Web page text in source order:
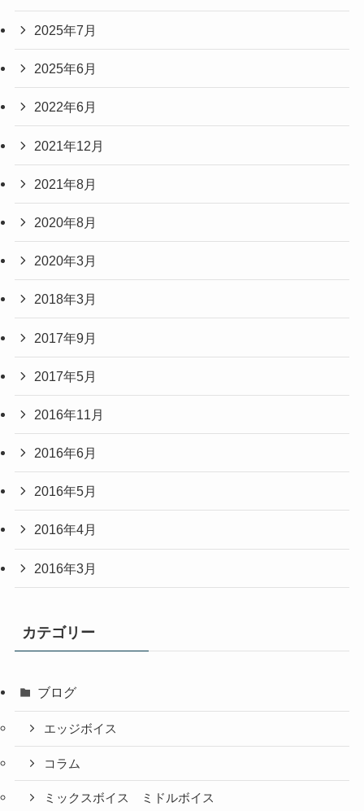
2025年7月
2025年6月
2022年6月
2021年12月
2021年8月
2020年8月
2020年3月
2018年3月
2017年9月
2017年5月
2016年11月
2016年6月
2016年5月
2016年4月
2016年3月
カテゴリー
ブログ
エッジボイス
コラム
ミックスボイス ミドルボイス